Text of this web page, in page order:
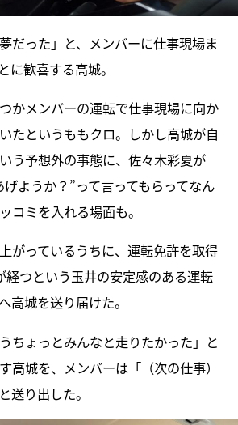
だった」と、メンバーに仕事現場ま
に歓喜する高城。
かメンバーの運転で仕事現場に向か
たというももクロ。しかし高城が自
う予想外の事態に、佐々木彩夏が
げようか？”って言ってもらってなん
コミを入れる場面も。
がっているうちに、運転免許を取得
経つという玉井の安定感のある運転
高城を送り届けた。
ちょっとみんなと走りたかった」と
高城を、メンバーは「（次の仕事）
送り出した。